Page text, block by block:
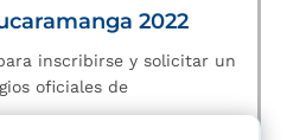
2022
inscribirse y solicitar un
oficiales de